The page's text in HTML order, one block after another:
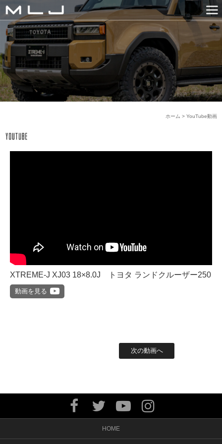
MLJ / Lexani(レクサーニ
PRODUCTS
GALLERY
NEWS
COMPANY
HISTORY
CONTACT US
LINK
YouTube動画
ホーム >
XTREME-J XJ03 18×8.0J トヨタ ランドクルーザー250
動画を見る
次の動画へ
HOME